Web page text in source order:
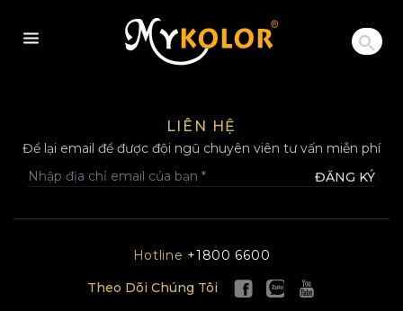
MYKOLOR
LIÊN HỆ
Để lại email để được đội ngũ chuyên viên tư vấn miễn phí
ĐĂNG KÝ
Hotline +1800 6600
Theo Dõi Chúng Tôi